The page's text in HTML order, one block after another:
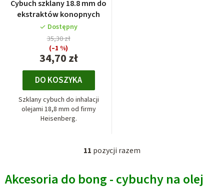
Cybuch szklany 18.8 mm do
ekstraktów konopnych
Dostępny
34,70 zł
35,30 zł
(–1 %)
DO KOSZYKA
Szklany cybuch do inhalacji
olejami 18,8 mm od firmy
Heisenberg.
K
n
11 pozycji razem
Akcesoria do bong - cybuchy na olej